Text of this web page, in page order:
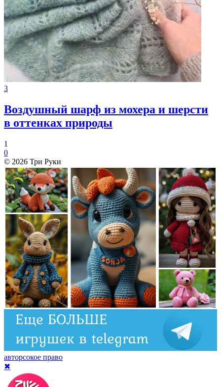
3
Воздушный шарф из мохера и шерсти
в оттенках природы
1
0
© 2026 Три Руки
авторсокое право
✖